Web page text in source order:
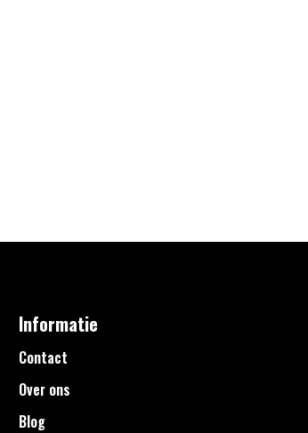
Informatie
Contact
Over ons
Blog